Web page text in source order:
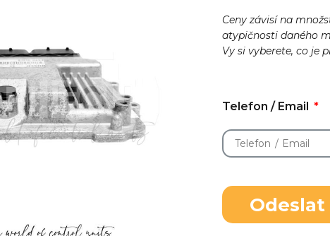
Ceny závisí na
atypičnosti daného
Vy si vyberete, co je
Telefon / Email
Odeslat